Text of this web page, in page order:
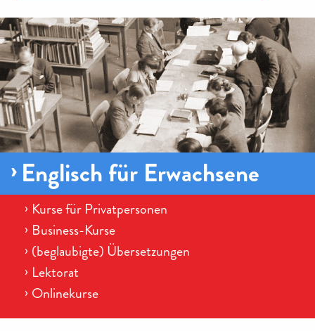
Englisch für Erwachsene
Kurse für Privatpersonen
Business-Kurse
(beglaubigte) Übersetzungen
Lektorat
Onlinekurse